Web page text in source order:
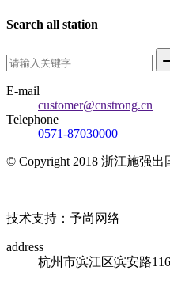
Search all station
E-mail
customer@cnstrong.cn
Telephone
0571-87030000
© Copyright 2018 浙江施强
技术支持：予尚网络
address
杭州市滨江区滨安路